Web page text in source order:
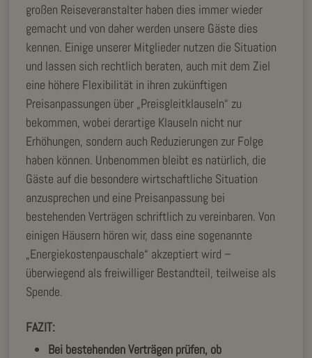
großen Reiseveranstalter haben dies immer wieder
gemacht und von daher werden unsere Gäste dies
kennen. Einige unserer Mitglieder nutzen die Situation
und lassen sich rechtlich beraten, auch mit dem Ziel
eine höhere Flexibilität in ihren zukünftigen
Preisanpassungen über „Preisgleitklauseln“ zu
bekommen, wobei derartige Klauseln nicht nur
Erhöhungen, sondern auch Reduzierungen zur Folge
haben können. Unbenommen bleibt es natürlich, die
Gäste auf die besondere wirtschaftliche Situation
anzusprechen und eine Preisanpassung bei
bestehenden Verträgen schriftlich zu vereinbaren. Von
einigen Häusern hören wir, dass eine sogenannte
„Energiekostenpauschale“ akzeptiert wird –
überwiegend als freiwilliger Bestandteil, teilweise als
Spende.
FAZIT:
Bei bestehenden Verträgen prüfen, ob